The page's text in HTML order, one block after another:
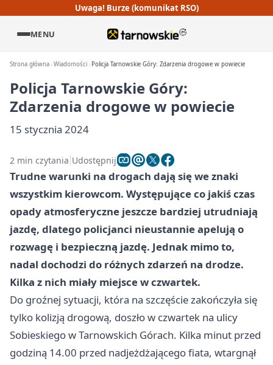
Uwaga! Burze (komunikat RSO)
MENU
Strona główna Wiadomości Policja Tarnowskie Góry: Zdarzenia drogowe w powiecie
Policja Tarnowskie Góry:
Zdarzenia drogowe w powiecie
15 stycznia 2024
2 min czytania Udostępnij
Trudne warunki na drogach dają się we znaki
wszystkim kierowcom. Występujące co jakiś czas
opady atmosferyczne jeszcze bardziej utrudniają
jazdę, dlatego policjanci nieustannie apelują o
rozwagę i bezpieczną jazdę. Jednak mimo to,
nadal dochodzi do różnych zdarzeń na drodze.
Kilka z nich miały miejsce w czwartek.
Do groźnej sytuacji, która na szczęście zakończyła się
tylko kolizją drogową, doszło w czwartek na ulicy
Sobieskiego w Tarnowskich Górach. Kilka minut przed
godziną 14.00 przed nadjeżdżającego fiata, wtargnął